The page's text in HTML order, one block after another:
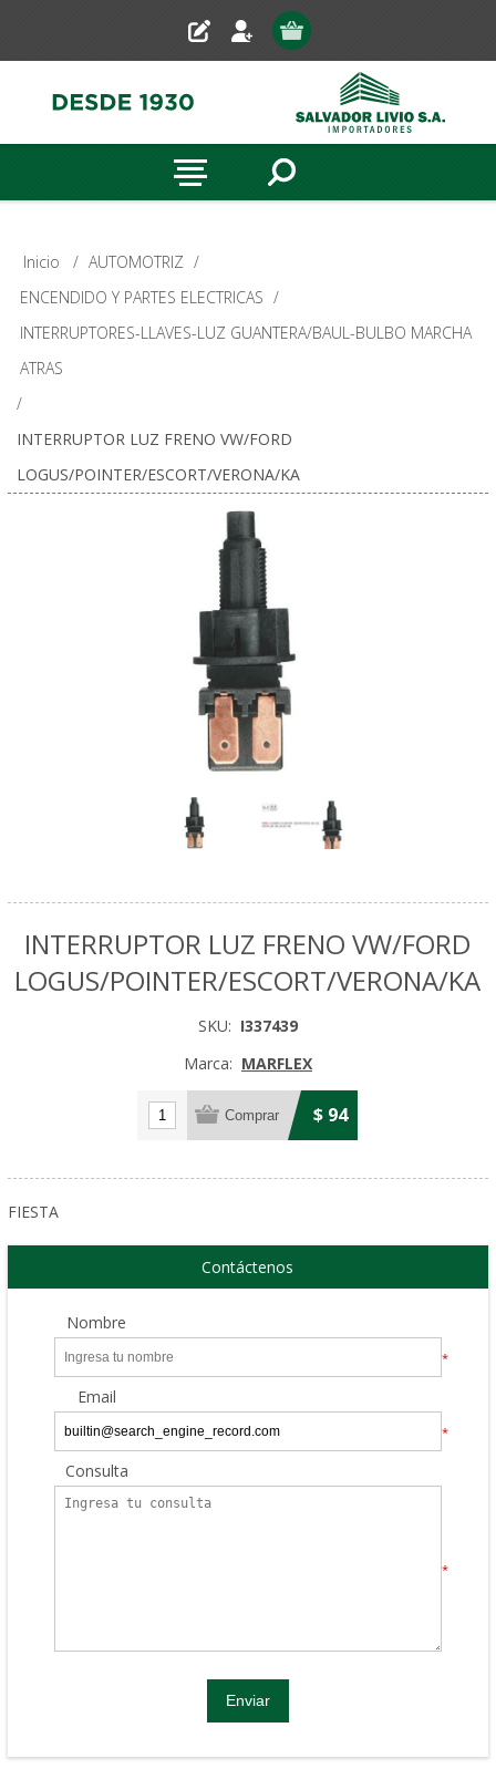
Inicio / AUTOMOTRIZ /
ENCENDIDO Y PARTES ELECTRICAS /
INTERRUPTORES-LLAVES-LUZ GUANTERA/BAUL-BULBO MARCHA
ATRAS
/
INTERRUPTOR LUZ FRENO VW/FORD
LOGUS/POINTER/ESCORT/VERONA/KA
INTERRUPTOR LUZ FRENO VW/FORD
LOGUS/POINTER/ESCORT/VERONA/KA
SKU: I337439
Marca: MARFLEX
$ 94
FIESTA
Contáctenos
Nombre
*
Email
*
Consulta
*